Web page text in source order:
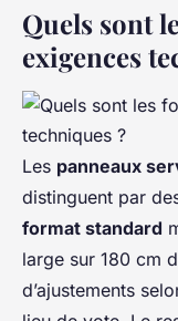
Quels sont
exigences
Les panneaux
distinguent par
format standard
large sur 180 cm
d’ajustements